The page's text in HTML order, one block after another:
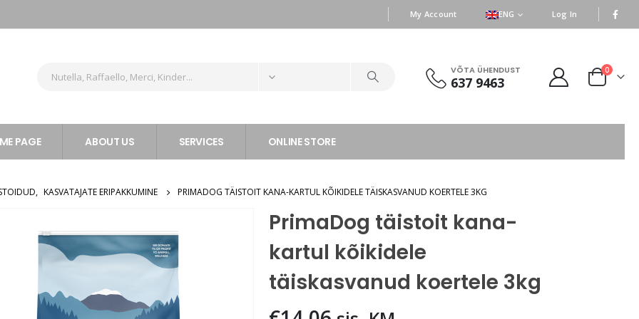
My Account ENG Log In
VÕTA ÜHENDUST
637 9463
0
PAGE ABOUT US SERVICES ONLINE STORE
, KASVATAJATE ERIPAKKUMINE PRIMADOG TÄISTOIT KANA-KARTUL KÕIKIDELE TÄISKASVANUD KOERTELE 3KG
PrimaDog täistoit kana-
kartul kõikidele
täiskasvanud koertele 3kg